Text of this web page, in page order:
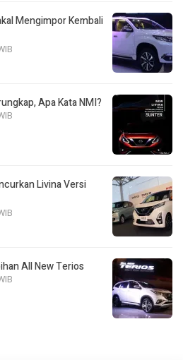
Mengimpor Kembali
Apa Kata NMI?
Livina Versi
All New Terios